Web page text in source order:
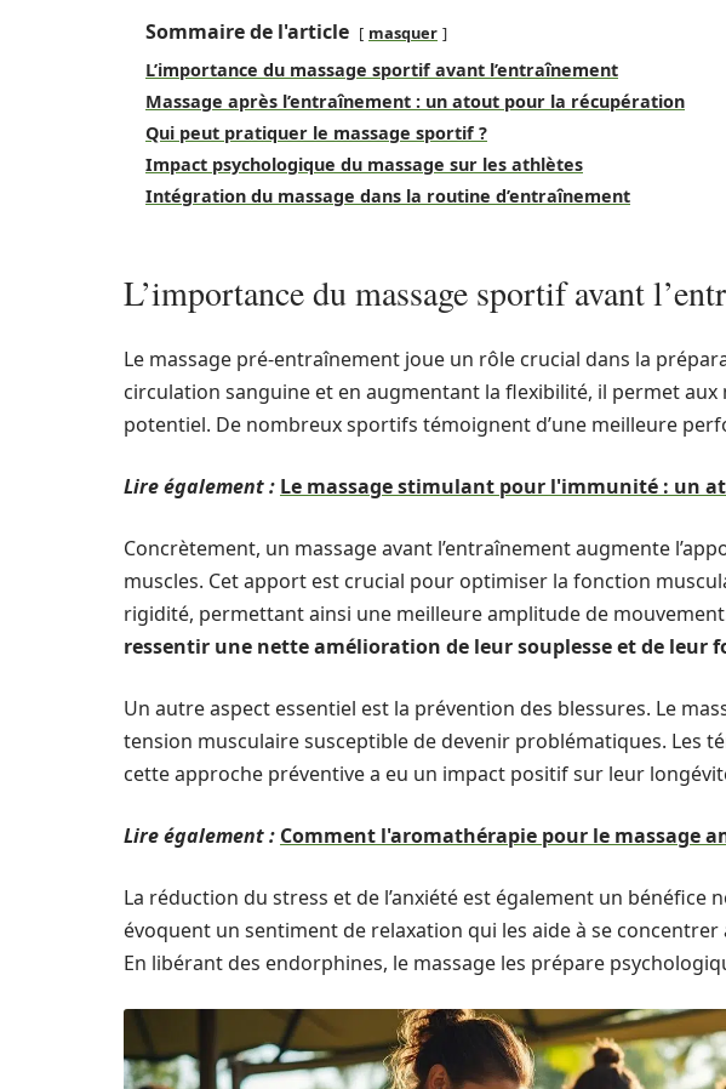
Sommaire de l'article masquer
L’importance du massage sportif avant l’entraînement
Massage après l’entraînement : un atout pour la récupération
Qui peut pratiquer le massage sportif ?
Impact psychologique du massage sur les athlètes
Intégration du massage dans la routine d’entraînement
L’importance du massage sportif avant
Le massage pré-entraînement joue un rôle crucial dans la
circulation sanguine et en augmentant la flexibilité, il permet aux
potentiel. De nombreux sportifs témoignent d’une meilleure
Lire également : Le massage stimulant pour l'immunité : un
Concrètement, un massage avant l’entraînement augmente
muscles. Cet apport est crucial pour optimiser la fonction
rigidité, permettant ainsi une meilleure amplitude de
ressentir une nette amélioration de leur souplesse et de leur
Un autre aspect essentiel est la prévention des blessures. Le
tension musculaire susceptible de devenir problématiques. Les
cette approche préventive a eu un impact positif sur leur
Lire également : Comment l'aromathérapie pour le massage
La réduction du stress et de l’anxiété est également un bénéfice
évoquent un sentiment de relaxation qui les aide à se
En libérant des endorphines, le massage les prépare